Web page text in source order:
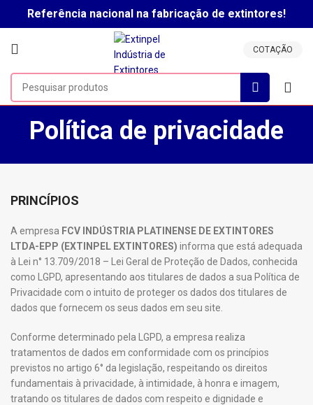
Referência nacional na fabricação de extintores!
COTAÇÃO
Política de privacidade
PRINCÍPIOS
A empresa FCV INDÚSTRIA PLATINENSE DE EXTINTORES
LTDA-EPP (EXTINPEL EXTINTORES) informa que está adequada
à Lei n° 13.709/2018 – Lei Geral de Proteção de Dados, conhecida
como LGPD, apresentando aos titulares de dados a sua Política de
Privacidade com o intuito de proteger os dados dos titulares de
dados que fornecem os seus dados em seu site.
Conforme determinado pela LGPD, a empresa realiza
tratamentos de dados em conformidade com os princípios
previstos no artigo 6° da legislação, respeitando os direitos
fundamentais à privacidade, à intimidade, à honra e imagem,
tratando os titulares de dados com respeito e dignidade e
Clique aqui para falar com um vendedor!